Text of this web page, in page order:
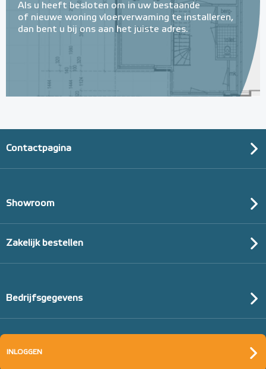
Als u heeft besloten om in uw bestaande
of nieuwe woning vloerverwaming te installeren,
dan bent u bij ons aan het juiste adres.
Contactpagina
Showroom
Zakelijk bestellen
Bedrijfsgegevens
INLOGGEN